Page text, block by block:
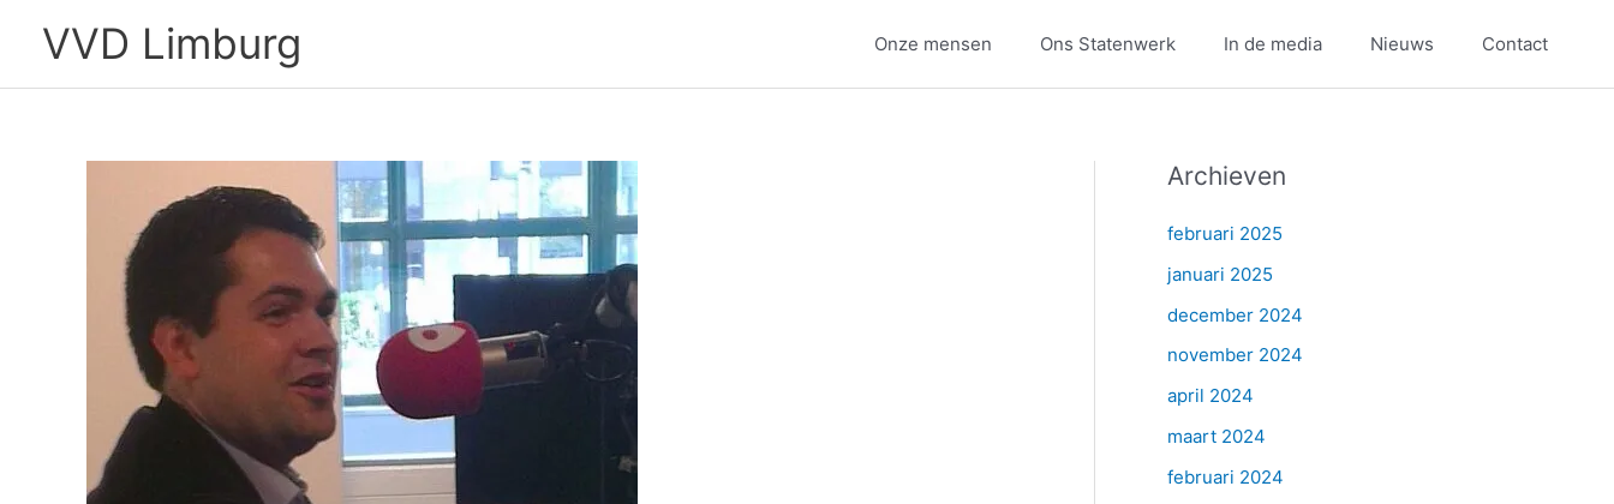
VVD Limburg Onze mensen Ons Statenwerk In de media Nieuws Contact
Archieven
februari 2025
januari 2025
december 2024
november 2024
april 2024
maart 2024
februari 2024